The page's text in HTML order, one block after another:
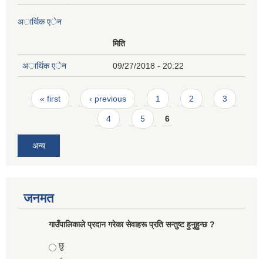
अार्थिक एेन
मिति
अार्थिक एेन 09/27/2018 - 20:22
Pages
« first ‹ previous 1 2 3
4 5 6
अन्य
जनमत
गाउँपालिकाले प्रदान गरेका सेवाहरू प्रति सन्तुष्ट हुनुहुन्छ ?
Choices
छु